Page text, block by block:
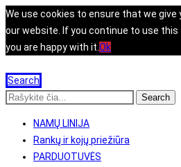
We use cookies to ensure that we give
our website. If you continue to use
you are happy with it. Ok
Search
Search
NAMŲ LINIJA
Rankų ir kojų priežiūra
PARDUOTUVĖS